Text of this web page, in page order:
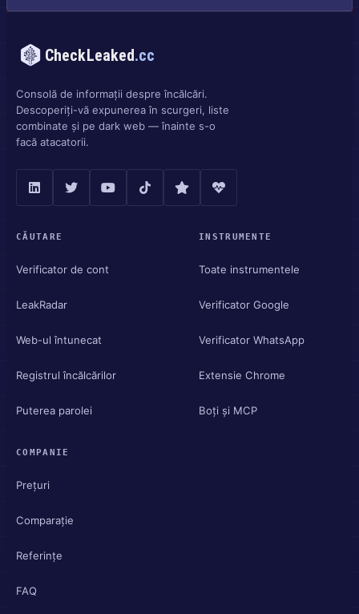
CheckLeaked.cc
Consolă de informații despre încălcări.
Descoperiți-vă expunerea în scurgeri, liste
combinate și pe dark web — înainte s-o
facă atacatorii.
CĂUTARE
Verificator de cont
LeakRadar
Web-ul întunecat
Registrul încălcărilor
Puterea parolei
INSTRUMENTE
Toate instrumentele
Verificator Google
Verificator WhatsApp
Extensie Chrome
Boți și MCP
COMPANIE
Prețuri
Comparație
Referințe
FAQ